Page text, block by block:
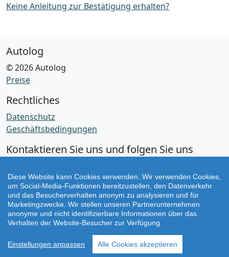
Keine Anleitung zur Bestätigung erhalten?
Autolog
© 2026 Autolog
Preise
Rechtliches
Datenschutz
Geschäftsbedingungen
Kontaktieren Sie uns und folgen Sie uns
Facebook
Instagram
Diese Website kann Cookies verwenden. Wir verwenden Cookies,
um Social-Media-Funktionen bereitzustellen, den Datenverkehr
und das Besucherverhalten anonym zu analysieren und für
Marketingzwecke. Wir stellen unseren Partnerunternehmen
anonyme und nicht identifizierbare Informationen über das
Verhalten der Website-Besucher zur Verfügung
Einstellungen anpassen Alle Cookies akzeptieren